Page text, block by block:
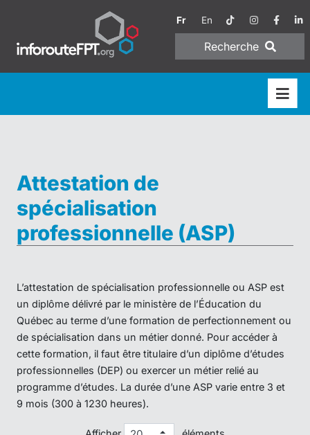
Fr En
Recherche
Attestation de
spécialisation
professionnelle (ASP)
L’attestation de spécialisation professionnelle ou ASP est
un diplôme délivré par le ministère de l’Éducation du
Québec au terme d’une formation de perfectionnement ou
de spécialisation dans un métier donné. Pour accéder à
cette formation, il faut être titulaire d’un diplôme d’études
professionnelles (DEP) ou exercer un métier relié au
programme d’études. La durée d’une ASP varie entre 3 et
9 mois (300 à 1230 heures).